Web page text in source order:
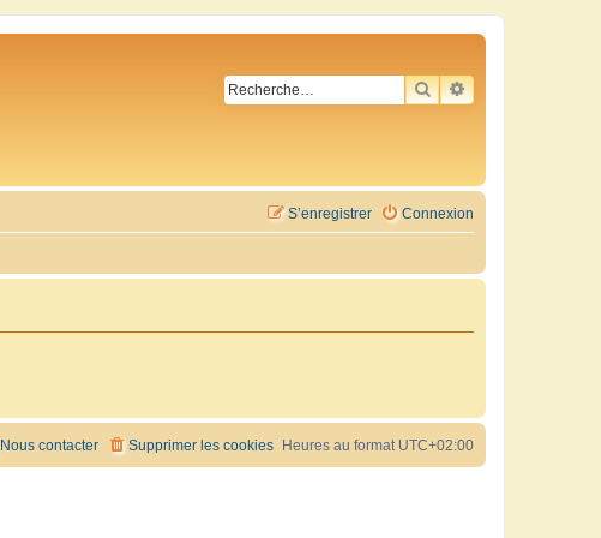
RECHERCHER
RECHERCHE
Connexion
S’enregistrer
Heures au format UTC+02:00
Supprimer les cookies
Nous contacter